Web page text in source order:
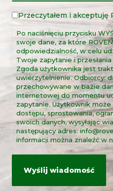
Nota
prawna
Przeczytałem i akceptuję
Po naciśnięciu przycisku
swoje dane, za które
odpowiedzialność, w celu
Twoje zapytanie i
Zgoda użytkownika jest
uwierzytelnienie. Odbiorcy:
przechowywane w bazie
internetowej do momentu
zapytanie. Użytkownik
dostępu, sprostowania,
swoich danych, wysyłając
następujący adres:
informacji można znaleźć w
Ta strona jest chroniona
politykę prywatności i
Google.